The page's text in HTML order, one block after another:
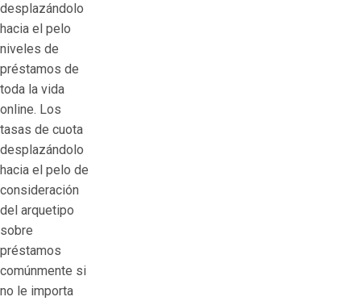
desplazándolo
hacia el pelo
niveles de
préstamos de
toda la vida
online. Los
tasas de cuota
desplazándolo
hacia el pelo de
consideración
del arquetipo
sobre
préstamos
comúnmente si
no le importa